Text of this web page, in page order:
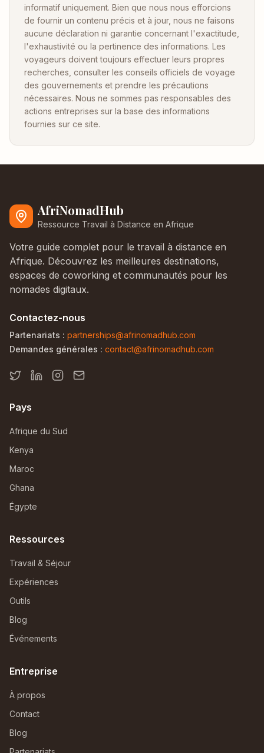
informatif uniquement. Bien que nous nous efforcions
de fournir un contenu précis et à jour, nous ne faisons
aucune déclaration ni garantie concernant l'exactitude,
l'exhaustivité ou la pertinence des informations. Les
voyageurs doivent toujours effectuer leurs propres
recherches, consulter les conseils officiels de voyage
des gouvernements et prendre les précautions
nécessaires. Nous ne sommes pas responsables des
actions entreprises sur la base des informations
fournies sur ce site.
AfriNomadHub
Ressource Travail à Distance en Afrique
Votre guide complet pour le travail à distance en
Afrique. Découvrez les meilleures destinations,
espaces de coworking et communautés pour les
nomades digitaux.
Contactez-nous
Partenariats : partnerships@afrinomadhub.com
Demandes générales : contact@afrinomadhub.com
Pays
Afrique du Sud
Kenya
Maroc
Ghana
Égypte
Ressources
Travail & Séjour
Expériences
Outils
Blog
Événements
Entreprise
À propos
Contact
Blog